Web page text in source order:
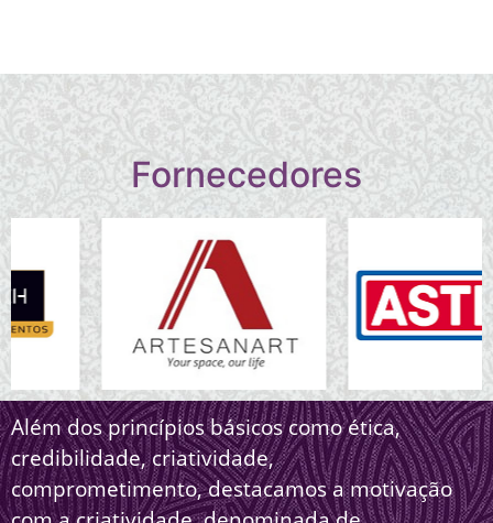
Fornecedores
Além dos princípios básicos como ética,
credibilidade, criatividade,
comprometimento, destacamos a motivação